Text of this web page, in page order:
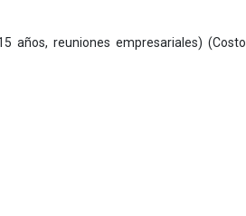
años, reuniones empresariales) (Costo